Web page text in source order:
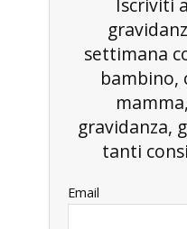
Iscriviti
settimana
bambino,
gravidanza,
tanti
Email